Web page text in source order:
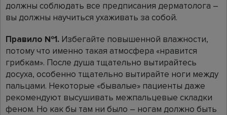
должны соблюдать все предписания дерматолога –
вы должны научиться ухаживать за собой.
Правило №1. Избегайте повышенной влажности,
потому что именно такая атмосфера «нравится
грибкам». После душа тщательно вытирайтесь
досуха, особенно тщательно вытирайте ноги между
пальцами. Некоторые «бывалые» пациенты даже
рекомендуют высушивать межпальцевые складки
феном. Но как бы там ни было – ногам должно быть